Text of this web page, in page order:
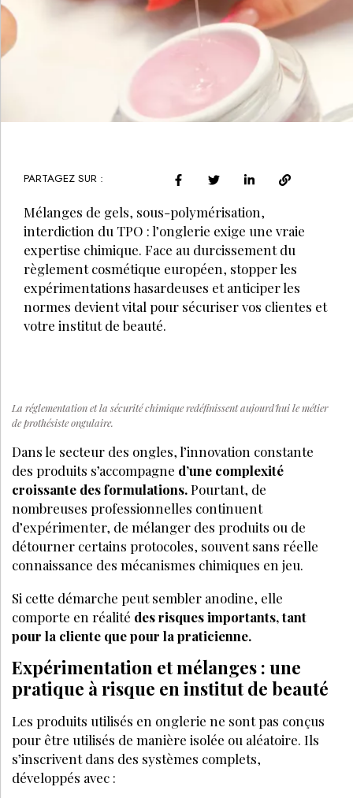
PARTAGEZ SUR :
Mélanges de gels, sous-polymérisation,
interdiction du TPO : l’onglerie exige une vraie
expertise chimique. Face au durcissement du
règlement cosmétique européen, stopper les
expérimentations hasardeuses et anticiper les
normes devient vital pour sécuriser vos clientes et
votre institut de beauté.
La réglementation et la sécurité chimique redéfinissent aujourd'hui le métier
de prothésiste ongulaire.
Dans le secteur des ongles, l’innovation constante
des produits s’accompagne d’une complexité
croissante des formulations.Pourtant, de
nombreuses professionnelles continuent
d’expérimenter, de mélanger des produits ou de
détourner certains protocoles, souvent sans réelle
connaissance des mécanismes chimiques en jeu.
Si cette démarche peut sembler anodine, elle
comporte en réalité des risques importants, tant
pour la cliente que pour la praticienne.
Expérimentation et mélanges : une
pratique à risque en institut de beauté
Les produits utilisés en onglerie ne sont pas conçus
pour être utilisés de manière isolée ou aléatoire. Ils
s’inscrivent dans des systèmes complets,
développés avec :